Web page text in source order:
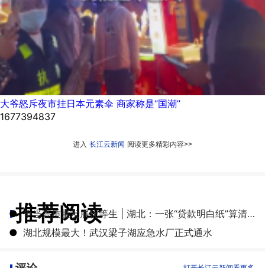
大爷怒斥夜市挂日本元素伞 商家称是“国潮”
1677394837
进入 长江云新闻 阅读更多精彩内容>>
推荐阅读
●
争当高质量发展优等生 | 湖北：一张“贷款明白纸”算清融资成本账
● 湖北规模最大！武汉梁子湖应急水厂正式通水